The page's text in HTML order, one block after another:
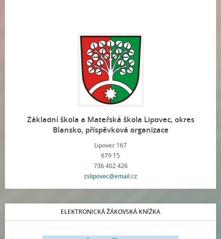
Základní škola a Mateřská škola Lipovec, okres
Blansko, příspěvková organizace
Lipovec 167
679 15
736 402 426
zslipovec@email.cz
ELEKTRONICKÁ ŽÁKOVSKÁ KNÍŽKA